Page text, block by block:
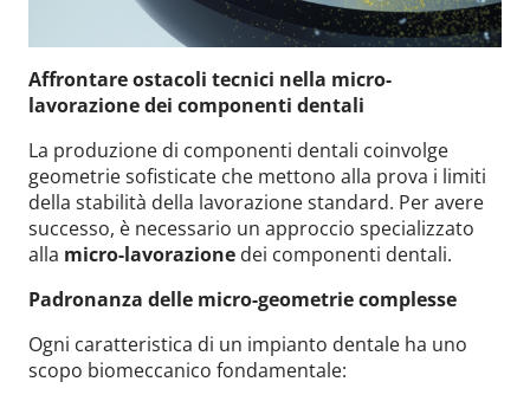
Affrontare ostacoli tecnici nella micro-
lavorazione dei componenti dentali
La produzione di componenti dentali coinvolge
geometrie sofisticate che mettono alla prova i limiti
della stabilità della lavorazione standard. Per avere
successo, è necessario un approccio specializzato
alla micro-lavorazione dei componenti dentali.
Padronanza delle micro-geometrie complesse
Ogni caratteristica di un impianto dentale ha uno
scopo biomeccanico fondamentale: